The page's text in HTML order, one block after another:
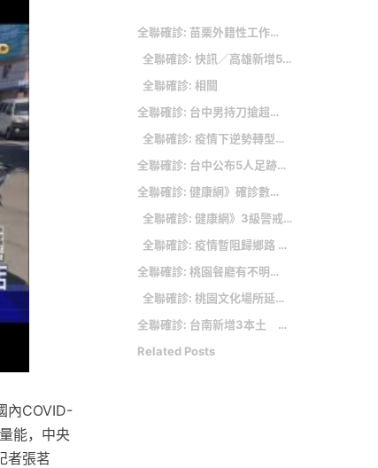
內COVID-
能，中央
者張茗
全聯確診: 苗栗外籍性工作者染愛滋 衛生局籲尋芳客快篩檢
全聯確診: 快訊／高雄新增5確診 足跡遍佈全聯、補習班、黃昏市場
全聯確診: 相關
全聯確診: 台中男持刀搶超商 未得手反落網
全聯確診: 疫情下逆勢轉型！柯文哲：環南市場全台灣最安全
全聯確診: 台中公布5人足跡 太平家樂福、全聯正常營業：未接獲通知
全聯確診: 健康網》確診數仍處「高原期」 專家：人流管制應更積極
全聯確診: 健康網》3級警戒引恐慌搶購潮！ 專家憂：室內人擠人完全就是「群聚」
全聯確診: 疫情暫阻歸鄉路 四川台辦化身「娘家人」走訪台生台企獻新春祝福
全聯確診: 桃園餐廳有不明感染源 鄭文燦：目前沒有禁止內用規劃
全聯確診: 桃園文化場所延長閉館至6／14 圖書館還書再延30天
全聯確診: 台南新增3本土 確診母女足跡遍佈高鐵、菜市場及全聯
Related Posts